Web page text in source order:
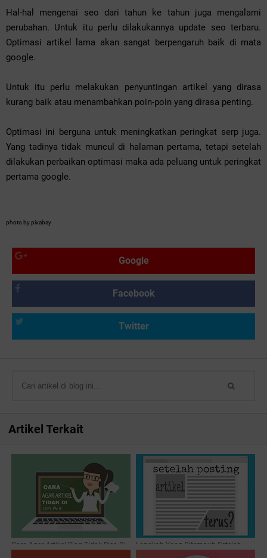
Hal-hal mengenai seo dari tahun ke tahun juga mengalami
perubahan. Untuk itu perlu dilakukannya update seo terbaru.
Optimasi artikel lama akan sangat berpengaruh baik di mata
google.
Untuk itu perlu melakukan penyuntingan artikel yang dirasa
kurang baik atau menambahkan poin-poin yang dirasa penting.
Optimasi ini berguna untuk meningkatkan peringkat serp juga.
Yang tadinya tidak muncul di halaman pertama, tetapi setelah
dilakukan perbaikan optimasi maka ada peluang untuk peringkat
pertama google.
photo by pixabay
Google
Facebook
Twitter
Artikel Terkait
Cara Agar Artikel Blog Tidak Bisa Di
Langkah Yang Ditempuh Setelah
Memposting Artikel Baru